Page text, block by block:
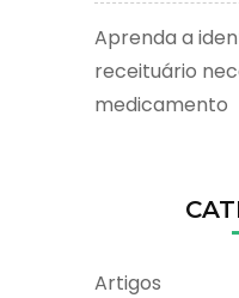
Aprenda a
receituário
medicamento
Artigos